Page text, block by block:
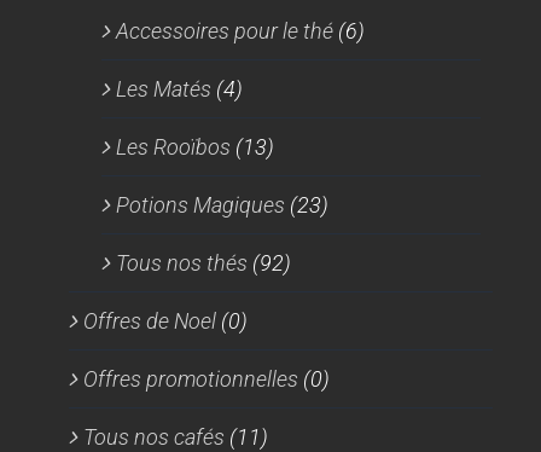
Accessoires pour le thé (6)
Les Matés (4)
Les Rooïbos (13)
Potions Magiques (23)
Tous nos thés (92)
Offres de Noel (0)
Offres promotionnelles (0)
Tous nos cafés (11)